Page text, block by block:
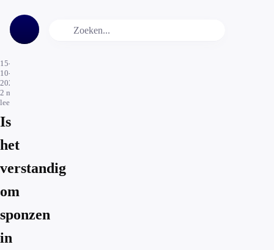
15-
10-
2020
2 min.
leestijd
Is
het
verstandig
om
sponzen
in